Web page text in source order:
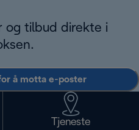
og tilbud direkte i
å motta e-poster
Tjeneste